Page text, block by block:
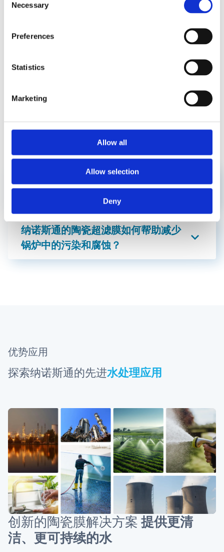
Selection
Necessary
Preferences
Statistics
Marketing
Allow all
Allow selection
Deny
关于我们的锅炉补给水应用
纳诺斯通的陶瓷超滤膜如何帮助减少
锅炉中的污染和腐蚀？
优势应用
探索纳诺斯通的先进水处理应用
创新的陶瓷膜解决方案 提供更清
洁、更可持续的水